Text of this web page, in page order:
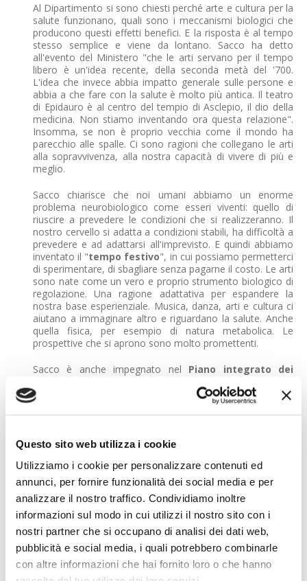
Questo sito web utilizza i cookie
Utilizziamo i cookie per personalizzare contenuti ed
annunci, per fornire funzionalità dei social media e per
analizzare il nostro traffico. Condividiamo inoltre
informazioni sul modo in cui utilizzi il nostro sito con i
nostri partner che si occupano di analisi dei dati web,
pubblicità e social media, i quali potrebbero combinarle
con altre informazioni che hai fornito loro o che hanno
Al Dipartimento si sono chiesti perché arte e cultura per la
salute funzionano, quali sono i meccanismi biologici che
producono questi effetti benefici. E la risposta è al tempo
stesso semplice e viene da lontano. Sacco ha detto
all'evento del Ministero "che le arti servano per il tempo
libero è un'idea recente, della seconda metà del '700.
L'idea che invece abbia impatto generale sulle persone e
abbia a che fare con la salute è molto più antica. Il teatro
di Epidauro è al centro del tempio di Asclepio, il dio della
medicina. Non stiamo inventando ora questa relazione".
Insomma, se non è proprio vecchia come il mondo ha
parecchio alle spalle. Ci sono ragioni che collegano le arti
alla sopravvivenza, alla nostra capacità di vivere di più e
meglio.
Sacco chiarisce che noi umani abbiamo un enorme
problema neurobiologico come esseri viventi: quello di
riuscire a prevedere le condizioni che si realizzeranno. Il
nostro cervello si adatta a condizioni stabili, ha difficoltà a
prevedere e ad adattarsi all'imprevisto. E quindi abbiamo
inventato il "tempo festivo", in cui possiamo permetterci
di sperimentare, di sbagliare senza pagarne il costo. Le arti
sono nate come un vero e proprio strumento biologico di
regolazione. Una ragione adattativa per espandere la
nostra base esperienziale. Musica, danza, arti e cultura ci
aiutano a immaginare altro e riguardano la salute. Anche
quella fisica, per esempio di natura metabolica. Le
prospettive che si aprono sono molto promettenti.
Sacco è anche impegnato nel Piano integrato dei
culturale, in modo da metterlo a disposizione dei cittadini
e dei visitatori sulla base di alcuni protocolli, anche in
collegamento con il meccanismo di resocontazione della
colazione". Esperienze di fruizione di fruizione a pranzo,
ad aperitivo e a cena sono moltissime, il plus è la
connessione con la salute e il benessere anche lavorativo.
Perché un momento di stacco dedicato ad altro, al bello
per esempio, può avere molto successo. E così per
esempioGiampaolo Martinelli, anestesista
dell'ospedale San Bartholomew di Londraha messo a
punto iniziative specifiche per i pazienti, ma anche lunch
dedicati all'arte per i colleghi medici e sanitari (vedi